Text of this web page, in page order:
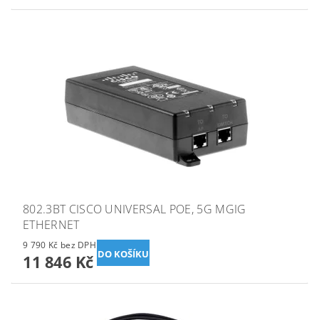
802.3BT CISCO UNIVERSAL POE, 5G MGIG
ETHERNET
9 790 Kč bez DPH
11 846 Kč